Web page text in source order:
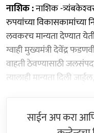
नाशिक :नाशिक -
रुपयांच्या विकासकामांच्या
लवकरच मान्यता देण्यात
ग्वाही मुख्यमंत्री देवेंद्र
वाहती ठेवण्यासाठी
त्यालाही मान्यता दिली
साईन अप करा